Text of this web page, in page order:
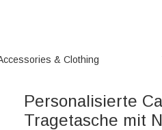
& Clothing
Personalisierte
Tragetasche mit